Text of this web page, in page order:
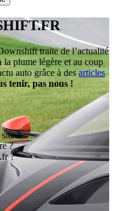
traite de l’actualité
plume légère et au coup
auto grâce à des articles
tenir, pas nous !
?
?
?